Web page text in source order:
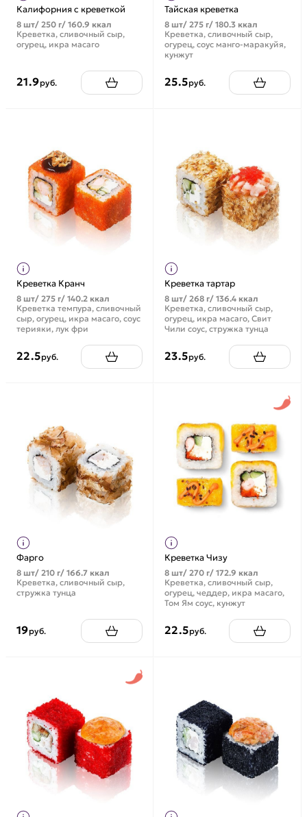
Калифорния с креветкой
8 шт/ 250 г/ 160.9 ккал
Креветка, сливочный сыр,
огурец, икра масаго
21.9руб.
Тайская креветка
8 шт/ 275 г/ 180.3 ккал
Креветка, сливочный сыр,
огурец, соус манго-маракуйя,
кунжут
25.5руб.
Креветка Кранч
8 шт/ 275 г/ 140.2 ккал
Креветка темпура, сливочный
сыр, огурец, икра масаго, соус
терияки, лук фри
22.5руб.
Креветка тартар
8 шт/ 268 г/ 136.4 ккал
Креветка, сливочный сыр,
огурец, икра масаго, Свит
Чили соус, стружка тунца
23.5руб.
Фарго
8 шт/ 210 г/ 166.7 ккал
Креветка, сливочный сыр,
стружка тунца
19руб.
Креветка Чизу
8 шт/ 270 г/ 172.9 ккал
Креветка, сливочный сыр,
огурец, чеддер, икра масаго,
Том Ям соус, кунжут
22.5руб.